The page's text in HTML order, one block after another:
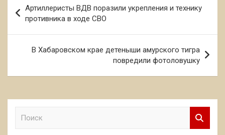
по
записям
Артиллеристы ВДВ поразили укрепления и технику
противника в ходе СВО
В Хабаровском крае детеныши амурского тигра
повредили фотоловушку